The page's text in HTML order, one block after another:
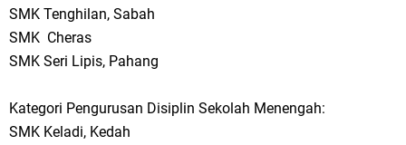
SMK Tenghilan, Sabah
SMK Cheras
SMK Seri Lipis, Pahang
Kategori Pengurusan Disiplin Sekolah Menengah:
SMK Keladi, Kedah